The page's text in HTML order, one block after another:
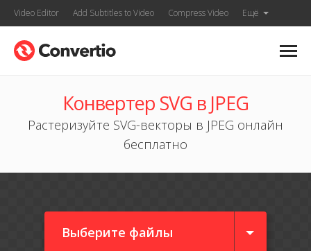
Video Editor Add Subtitles to Video Compress Video Ещё
Конвертер SVG в JPEG
Растеризуйте SVG-векторы в JPEG онлайн
бесплатно
Выберите файлы